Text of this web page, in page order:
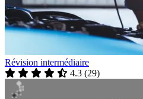
Révision intermédiaire
4.3 (29)